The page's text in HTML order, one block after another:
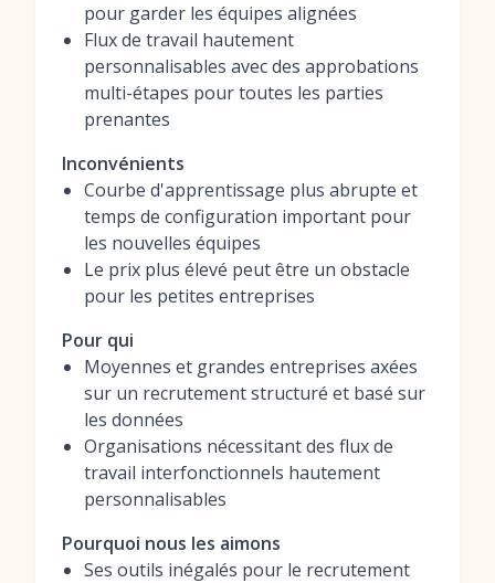
pour garder les équipes alignées
Flux de travail hautement
personnalisables avec des approbations
multi-étapes pour toutes les parties
prenantes
Inconvénients
Courbe d'apprentissage plus abrupte et
temps de configuration important pour
les nouvelles équipes
Le prix plus élevé peut être un obstacle
pour les petites entreprises
Pour qui
Moyennes et grandes entreprises axées
sur un recrutement structuré et basé sur
les données
Organisations nécessitant des flux de
travail interfonctionnels hautement
personnalisables
Pourquoi nous les aimons
Ses outils inégalés pour le recrutement